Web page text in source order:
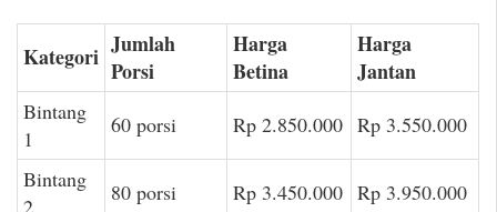
Kategori Jumlah
Porsi
Harga
Betina
Harga
Jantan
Bintang
1
60 porsi Rp 2.850.000 Rp 3.550.000
Bintang
2
80 porsi Rp 3.450.000 Rp 3.950.000